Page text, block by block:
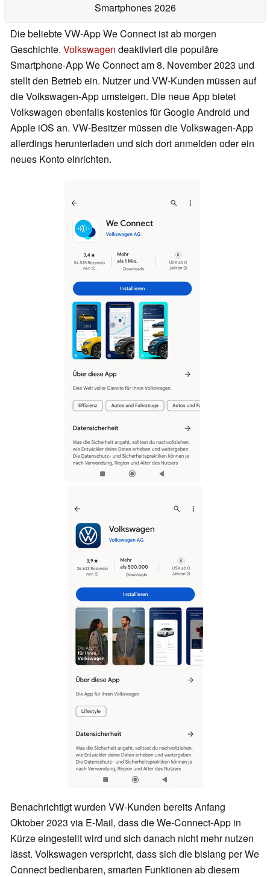
Smartphones 2026
Die beliebte VW-App We Connect ist ab morgen
Geschichte. Volkswagen deaktiviert die populäre
Smartphone-App We Connect am 8. November 2023 und
stellt den Betrieb ein. Nutzer und VW-Kunden müssen auf
die Volkswagen-App umsteigen. Die neue App bietet
Volkswagen ebenfalls kostenlos für Google Android und
Apple iOS an. VW-Besitzer müssen die Volkswagen-App
allerdings herunterladen und sich dort anmelden oder ein
neues Konto einrichten.
Benachrichtigt wurden VW-Kunden bereits Anfang
Oktober 2023 via E-Mail, dass die We-Connect-App in
Kürze eingestellt wird und sich danach nicht mehr nutzen
lässt. Volkswagen verspricht, dass sich die bislang per We
Connect bedienbaren, smarten Funktionen ab diesem